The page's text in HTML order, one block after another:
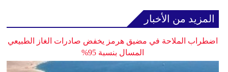
المزيد من الأخبار
اضطراب الملاحة في مضيق هرمز يخفض صادرات الغاز الطبيعي
المسال بنسبة 95%